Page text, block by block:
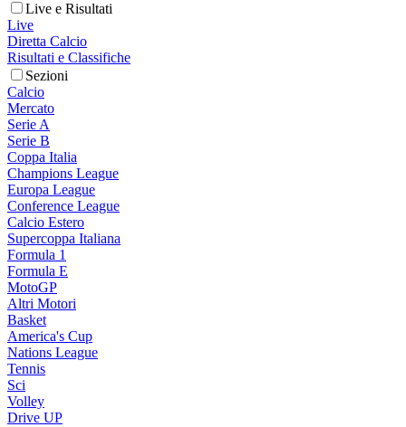
Live e Risultati
Live
Diretta Calcio
Risultati e Classifiche
Sezioni
Calcio
Mercato
Serie A
Serie B
Coppa Italia
Champions League
Europa League
Conference League
Calcio Estero
Supercoppa Italiana
Formula 1
Formula E
MotoGP
Altri Motori
Basket
America's Cup
Nations League
Tennis
Sci
Volley
Drive UP